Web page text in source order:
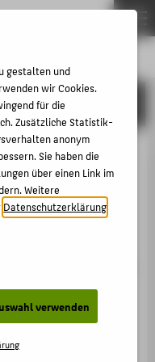
Der
Veranstaltungsbeitrag
gestalten und
wir Cookies.
für die
Zusätzliche Statistik-
anonym
Sie haben die
über einen Link im
Weitere
Datenschutzerklärung
verwenden